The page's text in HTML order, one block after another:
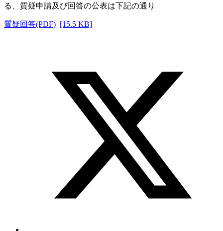
る、質疑申請及び回答の公表は下記の通り
質疑回答(PDF) [15.5 KB]